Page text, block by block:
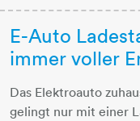
E-Auto
immer voller
Das Elektroauto
gelingt nur mit einer